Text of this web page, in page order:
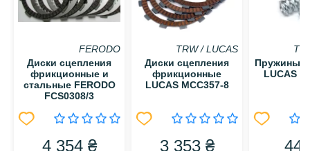
FERODO
Диски сцепления
фрикционные и
стальные FERODO
FCS0308/3
4 354 ₴
TRW / LUCAS
Диски сцепления
фрикционные
LUCAS MCC357-8
3 353 ₴
Пружины
LUCAS